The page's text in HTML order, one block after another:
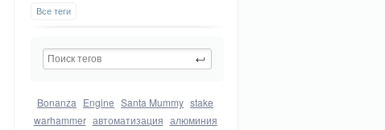
Все теги
Bonanza Engine Santa Mummy stake
warhammer автоматизация алюминия